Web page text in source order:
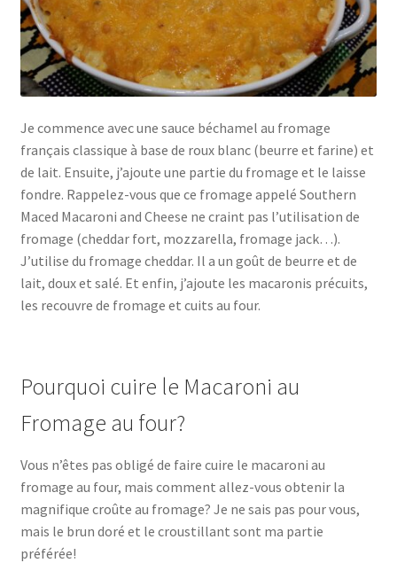
Je commence avec une sauce béchamel au fromage
français classique à base de roux blanc (beurre et farine) et
de lait. Ensuite, j’ajoute une partie du fromage et le laisse
fondre. Rappelez-vous que ce fromage appelé Southern
Maced Macaroni and Cheese ne craint pas l’utilisation de
fromage (cheddar fort, mozzarella, fromage jack…).
J’utilise du fromage cheddar. Il a un goût de beurre et de
lait, doux et salé. Et enfin, j’ajoute les macaronis précuits,
les recouvre de fromage et cuits au four.
Pourquoi cuire le Macaroni au
Fromage au four?
Vous n’êtes pas obligé de faire cuire le macaroni au
fromage au four, mais comment allez-vous obtenir la
magnifique croûte au fromage? Je ne sais pas pour vous,
mais le brun doré et le croustillant sont ma partie
préférée!